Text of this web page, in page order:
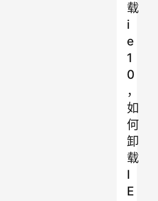
载
i
e
1
0
，
如
何
卸
载
I
E